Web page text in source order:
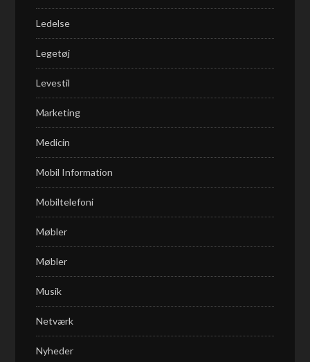
Ledelse
Legetøj
Levestil
Marketing
Medicin
Mobil Information
Mobiltelefoni
Møbler
Møbler
Musik
Netværk
Nyheder